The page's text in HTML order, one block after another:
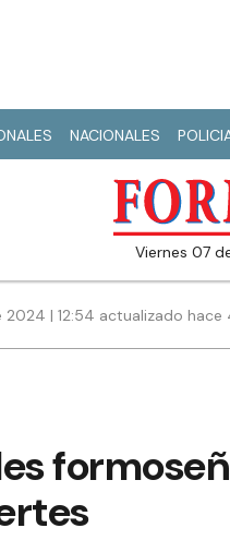
NACIONALES
viernes 07
| 12:54 actualizado hace